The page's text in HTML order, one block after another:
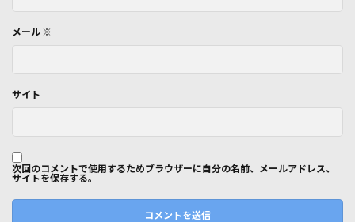
メール ※
サイト
次回のコメントで使用するためブラウザーに自分の名前、メールアドレス、
サイトを保存する。